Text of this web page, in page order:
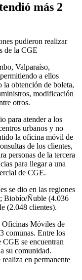
más 2
pudieron realizar
de la CGE
Valparaíso,
a ellos
la obtención de boleta,
modificación
otros.
para atender a los
urbanos y no
la oficina móvil de
de los clientes,
personas de la tercera
para llegar a una
de CGE.
se dio en las regiones
Biobío/Ñuble (4.036
(2.048 clientes).
Oficinas Móviles de
comunas. Entre los
se encuentran
su comunidad.
en permanente